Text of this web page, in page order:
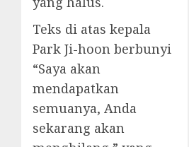
Teks di atas kepala
Park Ji-hoon berbunyi
“Saya akan
mendapatkan
semuanya, Anda
sekarang akan